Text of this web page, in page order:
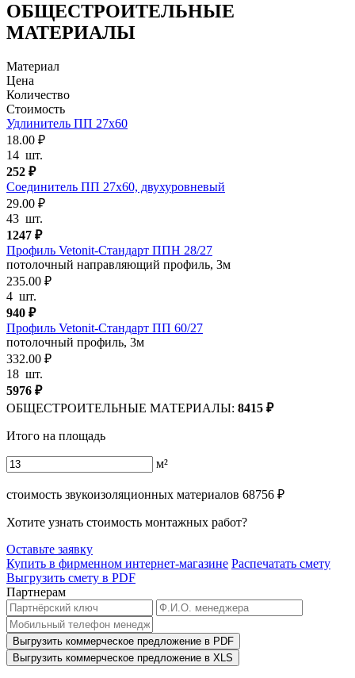
ОБЩЕСТРОИТЕЛЬНЫЕ
МАТЕРИАЛЫ
Материал
Цена
Количество
Стоимость
Удлинитель ПП 27х60
18.00 ₽
14 шт.
252 ₽
Соединитель ПП 27х60, двухуровневый
29.00 ₽
43 шт.
1247 ₽
Профиль Vetonit-Стандарт ППН 28/27
потолочный направляющий профиль, 3м
235.00 ₽
4 шт.
940 ₽
Профиль Vetonit-Стандарт ПП 60/27
потолочный профиль, 3м
332.00 ₽
18 шт.
5976 ₽
ОБЩЕСТРОИТЕЛЬНЫЕ МАТЕРИАЛЫ: 8415 ₽
Итого на площадь
м²
стоимость звукоизоляционных материалов 68756 ₽
Хотите узнать стоимость монтажных работ?
Оставьте заявку
Купить в фирменном интернет-магазине Распечатать смету
Выгрузить смету в PDF
Партнерам
Выгрузить коммерческое предложение в PDF
Выгрузить коммерческое предложение в XLS